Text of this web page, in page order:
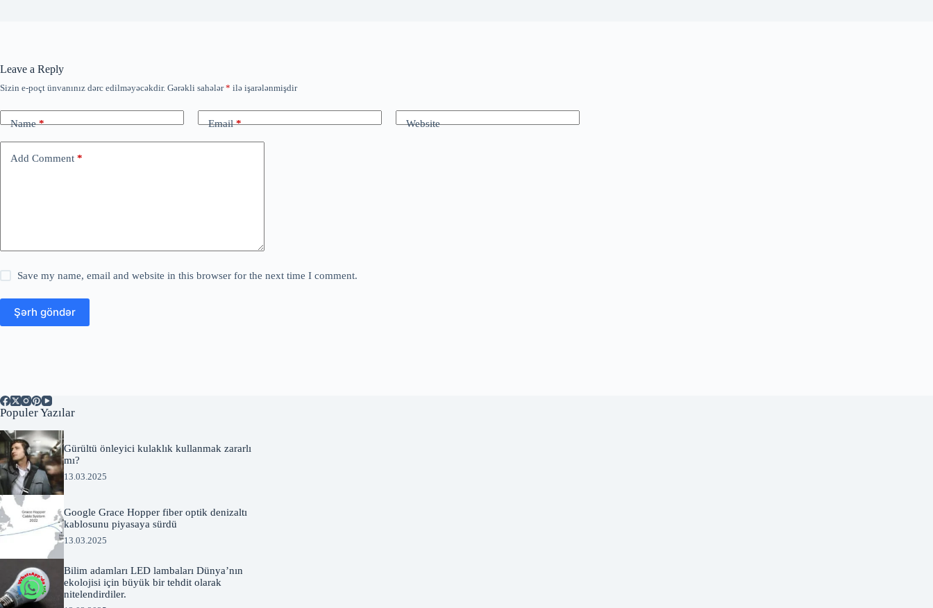
Leave a Reply
Sizin e-poçt ünvanınız dərc edilməyəcəkdir. Gərəkli sahələr* ilə işarələnmişdir
Name* Email* Website
Add Comment *
Save my name, email and website in this browser for the next time I comment.
Şərh göndər
Populer Yazılar
Gürültü önleyici kulaklık kullanmak zararlı
mı?
13.03.2025
Google Grace Hopper fiber optik denizaltı
kablosunu piyasaya sürdü
13.03.2025
Bilim adamları LED lambaları Dünya’nın
ekolojisi için büyük bir tehdit olarak
nitelendirdiler.